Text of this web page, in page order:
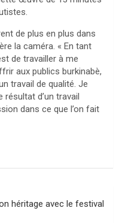
de plus en plus dans
la caméra. « En tant
de travailler à me
aux publics burkinabè,
travail de qualité. Je
d’un travail
dans ce que l’on fait
héritage avec le festival